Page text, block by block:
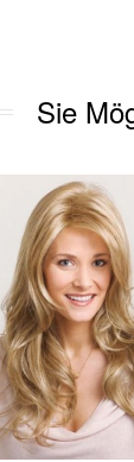
Sie